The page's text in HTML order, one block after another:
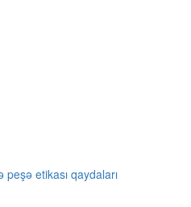
etikası qaydaları